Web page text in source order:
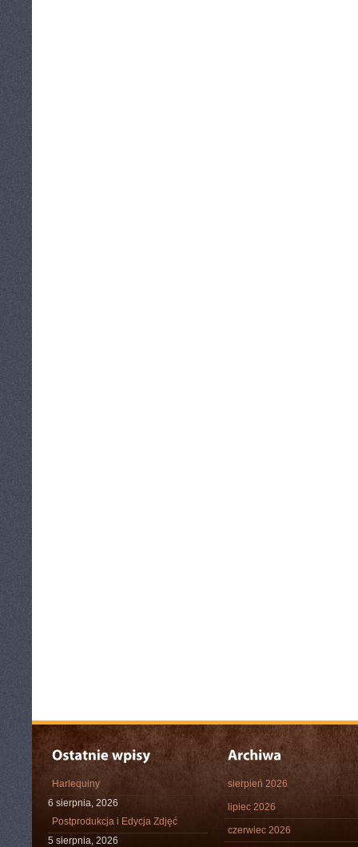
Harlequiny
6 sierpnia, 2026
Postprodukcja i Edycja Zdjęć
5 sierpnia, 2026
sierpień 2026
lipiec 2026
czerwiec 2026